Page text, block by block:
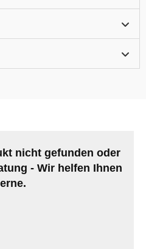
nicht gefunden oder
- Wir helfen Ihnen